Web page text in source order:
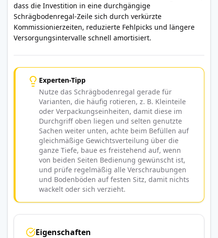
dass die Investition in eine durchgängige
Schrägbodenregal-Zeile sich durch verkürzte
Kommissionierzeiten, reduzierte Fehlpicks und längere
Versorgungsintervalle schnell amortisiert.
Experten-Tipp
Nutze das Schrägbodenregal gerade für
Varianten, die häufig rotieren, z. B. Kleinteile
oder Verpackungseinheiten, damit diese im
Durchgriff oben liegen und selten genutzte
Sachen weiter unten, achte beim Befüllen auf
gleichmäßige Gewichtsverteilung über die
ganze Tiefe, baue es freistehend auf, wenn
von beiden Seiten Bedienung gewünscht ist,
und prüfe regelmäßig alle Verschraubungen
und Bodenböden auf festen Sitz, damit nichts
wackelt oder sich verzieht.
Eigenschaften